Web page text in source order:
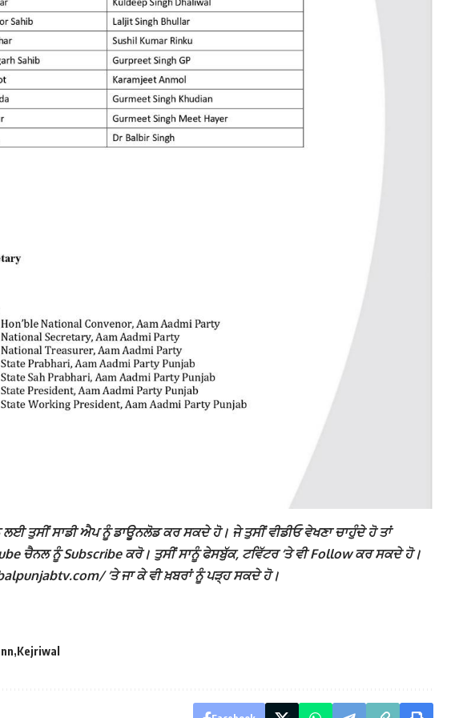
ਤੁਸੀਂ ਸਾਡੀ ਐਪ ਨੂੰ ਡਾਊਨਲੋਡ ਕਰ ਸਕਦੇ ਹੋ। ਜੇ ਤੁਸੀਂ ਵੀਡੀਓ ਵੇਖਣਾ ਚਾਹੁੰਦੇ ਹੋ ਤਾਂ
ਚੈਨਲ ਨੂੰ Subscribe ਕਰੋ। ਤੁਸੀਂ ਸਾਨੂੰ ਫੇਸਬੁੱਕ, ਟਵਿੱਟਰ ‘ਤੇ ਵੀ Follow ਕਰ ਸਕਦੇ ਹੋ।
‘ਤੇ ਜਾ ਕੇ ਵੀ ਖ਼ਬਰਾਂ ਨੂੰ ਪੜ੍ਹ ਸਕਦੇ ਹੋ।
Kejriwal